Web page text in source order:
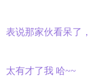
表说那家伙看呆了，
太有才了我 哈~~